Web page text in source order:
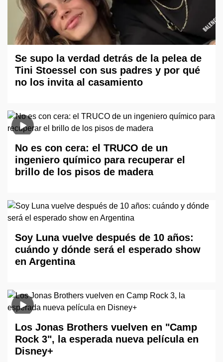
Se supo la verdad detrás de la pelea de
Tini Stoessel con sus padres y por qué
no los invita al casamiento
No es con cera: el TRUCO de un
ingeniero químico para recuperar el
brillo de los pisos de madera
Soy Luna vuelve después de 10 años:
cuándo y dónde será el esperado show
en Argentina
Los Jonas Brothers vuelven en "Camp
Rock 3", la esperada nueva película en
Disney+